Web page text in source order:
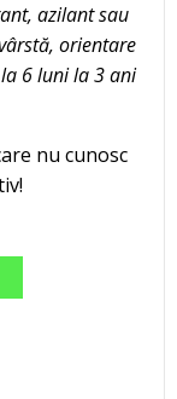
azilant sau
orientare
6 luni la 3 ani
nu cunosc